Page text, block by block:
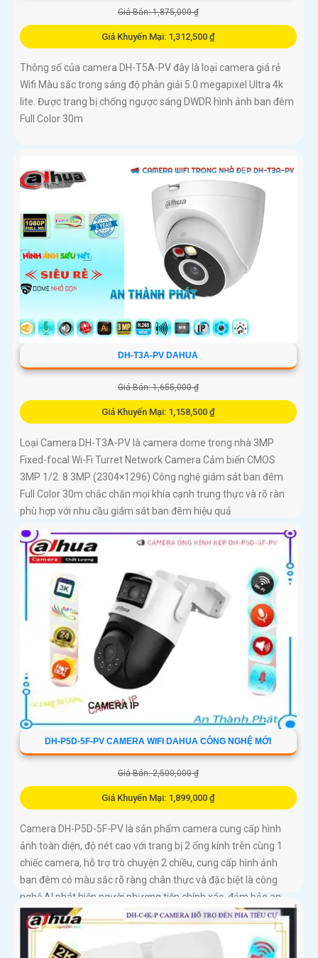
Giá Bán: 1,875,000 ₫
Giá Khuyến Mại: 1,312,500 ₫
Thông số của camera DH-T5A-PV đây là loại camera giá rẻ
Wifi Màu sắc trong sáng độ phân giải 5.0 megapixel Ultra 4k
lite. Được trang bị chống ngược sáng DWDR hình ảnh ban đêm
Full Color 30m
DH-T3A-PV DAHUA
Giá Bán: 1,655,000 ₫
Giá Khuyến Mại: 1,158,500 ₫
Loại Camera DH-T3A-PV là camera dome trong nhà 3MP
Fixed-focal Wi-Fi Turret Network Camera Cảm biến CMOS
3MP 1/2. 8 3MP (2304×1296) Công nghệ giám sát ban đêm
Full Color 30m chắc chắn mọi khía cạnh trung thực và rõ ràn
phù hợp với nhu cầu giám sát ban đêm hiệu quả
DH-P5D-5F-PV CAMERA WIFI DAHUA CÔNG NGHỆ MỚI
Giá Bán: 2,500,000 ₫
Giá Khuyến Mại: 1,899,000 ₫
Camera DH-P5D-5F-PV là sản phẩm camera cung cấp hình
ảnh toàn diện, độ nét cao với trang bị 2 ống kính trên cùng 1
chiếc camera, hỗ trợ trò chuyện 2 chiều, cung cấp hình ảnh
ban đêm có màu sắc rõ ràng chân thực và đặc biệt là công
nghệ AI phát hiện người phương tiện chính xác, đảm bảo an
ninh hiệu quảDòng camera quan sát DH-P5D-5F-PV với chức
năng đàm thoại 2 chiều và khả năng theo dõi chuyển động trả
nghiệm tốt. Sản phẩm không dây, tiện lợi trong lắp đặt và sử